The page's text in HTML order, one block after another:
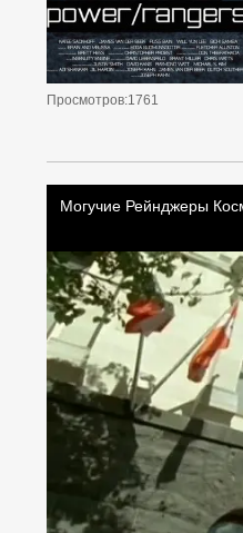
Просмотров:1761